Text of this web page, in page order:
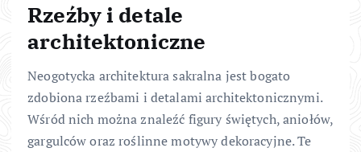
Rzeźby i detale
architektoniczne
Neogotycka architektura sakralna jest bogato
zdobiona rzeźbami i detalami architektonicznymi.
Wśród nich można znaleźć figury świętych, aniołów,
gargulców oraz roślinne motywy dekoracyjne. Te